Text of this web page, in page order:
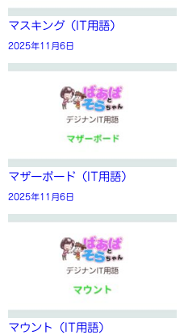
マスキング（IT用語）
2025年11月6日
マザーボード（IT用語）
2025年11月6日
マウント（IT用語）